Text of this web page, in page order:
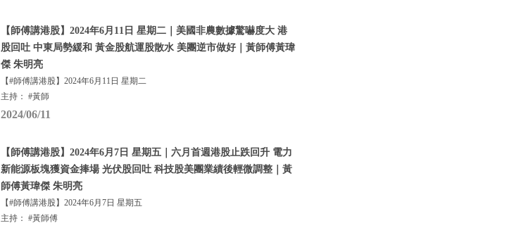
【師傅講港股】2024年6月11日 星期二｜美國非農數據驚嚇度大 港
股回吐 中東局勢緩和 黃金股航運股散水 美團逆市做好｜黃師傅黃瑋
傑 朱明亮
【#師傅講港股】2024年6月11日 星期二
主持： #黃師
2024/06/11
【師傅講港股】2024年6月7日 星期五｜六月首週港股止跌回升 電力
新能源板塊獲資金捧場 光伏股回吐 科技股美團業績後輕微調整｜黃
師傅黃瑋傑 朱明亮
【#師傅講港股】2024年6月7日 星期五
主持： #黃師傅